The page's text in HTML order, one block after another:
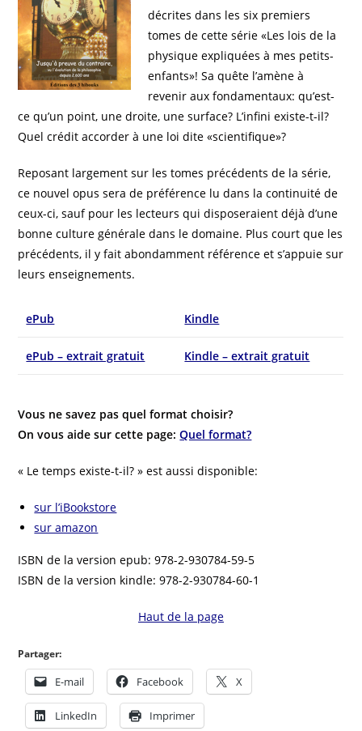
décrites dans les six premiers
tomes de cette série «Les lois de la
physique expliquées à mes petits-
enfants»! Sa quête l’amène à
revenir aux fondamentaux: qu’est-
ce qu’un point, une droite, une surface? L’infini existe-t-il?
Quel crédit accorder à une loi dite «scientifique»?
Reposant largement sur les tomes précédents de la série,
ce nouvel opus sera de préférence lu dans la continuité de
ceux-ci, sauf pour les lecteurs qui disposeraient déjà d’une
bonne culture générale dans le domaine. Plus court que les
précédents, il y fait abondamment référence et s’appuie sur
leurs enseignements.
ePub Kindle
ePub – extrait gratuit Kindle – extrait gratuit
Vous ne savez pas quel format choisir?
On vous aide sur cette page:Quel format?
« Le temps existe-t-il? » est aussi disponible:
sur l’iBookstore
sur amazon
ISBN de la version epub: 978-2-930784-59-5
ISBN de la version kindle: 978-2-930784-60-1
Haut de la page
Partager:
E-mail Facebook X
LinkedIn Imprimer